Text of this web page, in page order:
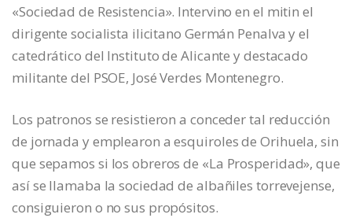
«Sociedad de Resistencia». Intervino en el mitin el
dirigente socialista ilicitano Germán Penalva y el
catedrático del Instituto de Alicante y destacado
militante del PSOE, José Verdes Montenegro.
Los patronos se resistieron a conceder tal reducción
de jornada y emplearon a esquiroles de Orihuela, sin
que sepamos si los obreros de «La Prosperidad», que
así se llamaba la sociedad de albañiles torrevejense,
consiguieron o no sus propósitos.